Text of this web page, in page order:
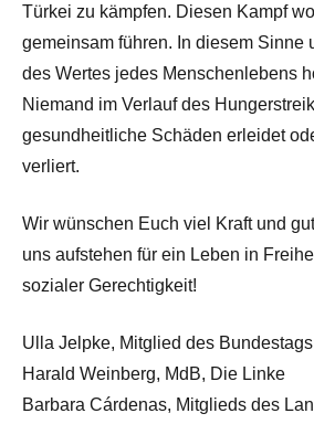
Türkei zu kämpfen. Diesen Kampf
gemeinsam führen. In diesem Sinne
des Wertes jedes Menschenlebens
Niemand im Verlauf des
gesundheitliche Schäden erleidet
verliert.
Wir wünschen Euch viel Kraft und
uns aufstehen für ein Leben in
sozialer Gerechtigkeit!
Ulla Jelpke, Mitglied des
Harald Weinberg, MdB, Die Linke
Barbara Cárdenas, Mitglieds des